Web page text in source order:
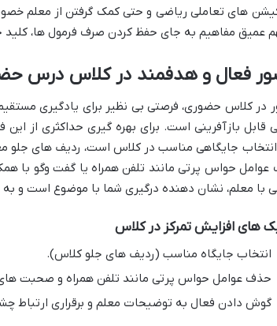
های تعاملی ریاضی و حتی کمک گرفتن از معلم
عمیق مفاهیم به جای حفظ کردن صرف فرمول ها،
فعال و هدفمند در کلاس درس
در کلاس حضوری، فرصتی بی نظیر برای یادگیری
قابل بازآفرینی است. برای بهره گیری حداکثری از
انتخاب جایگاهی مناسب در کلاس است، ردیف های جلو
حواس پرتی مانند تلفن همراه یا گفت وگو با
با معلم، نشان دهنده درگیری شما با موضوع است و
های افزایش تمرکز در کلاس
انتخاب جایگاه مناسب (ردیف های جلو کلاس).
حذف عوامل حواس پرتی مانند تلفن همراه و صحبت
گوش دادن فعال به توضیحات معلم و برقراری ارتباط